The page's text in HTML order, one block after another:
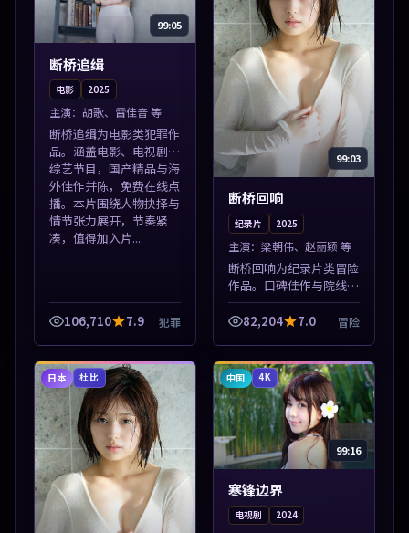
99:05
断桥追缉
电影 2025
主演： 胡歌、雷佳音 等
断桥追缉为电影类犯罪作
品。涵盖电影、电视剧与
综艺节目，国产精品与海
外佳作并陈，免费在线点
播。本片围绕人物抉择与
情节张力展开，节奏紧
凑，值得加入片...
106,710 7.9 犯罪
99:03
断桥回响
纪录片 2025
主演： 梁朝伟、赵丽颖 等
断桥回响为纪录片类冒险
作品。口碑佳作与院线热
映精选，高清免费在线资
源，多端适配随时观看。
得加入片单。
82,204 7.0 冒险
日本 杜比 中国 4K
99:16
寒锋边界
电视剧 2024